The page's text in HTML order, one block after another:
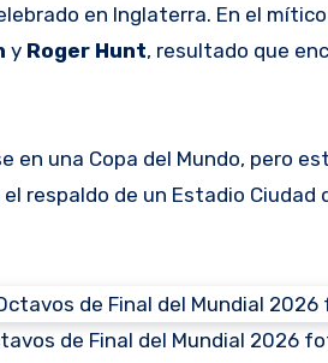
en Inglaterra. En el
y Roger Hunt, resultado que
una Copa del Mundo, pero
respaldo de un Estadio Ciudad
de Final del Mundial 2026